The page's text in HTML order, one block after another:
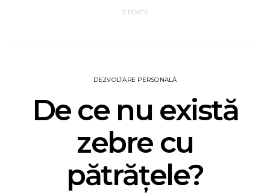
3 POSTS
DEZVOLTARE PERSONALĂ
De ce nu există
zebre cu
pătrățele?